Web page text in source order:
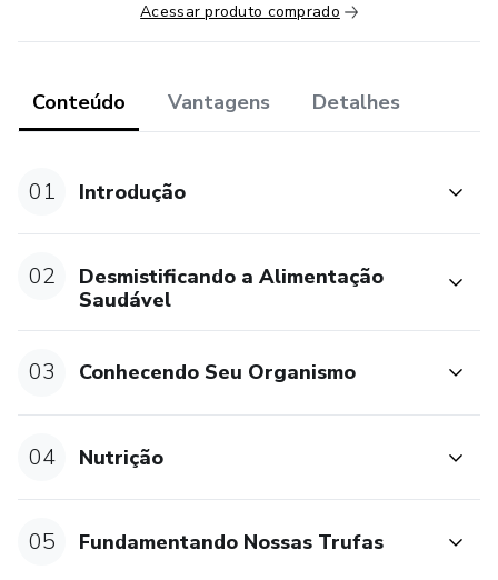
Acessar produto comprado
Conteúdo Vantagens Detalhes
01 Introdução
02
Desmistificando a Alimentação
Saudável
03 Conhecendo Seu Organismo
04 Nutrição
05 Fundamentando Nossas Trufas